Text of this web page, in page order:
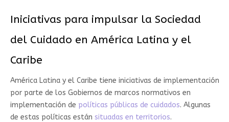
Iniciativas para impulsar la Sociedad
del Cuidado en América Latina y el
Caribe
América Latina y el Caribe tiene iniciativas de implementación
por parte de los Gobiernos de marcos normativos en
implementación de políticas públicas de cuidados. Algunas
de estas políticas están situadas en territorios.